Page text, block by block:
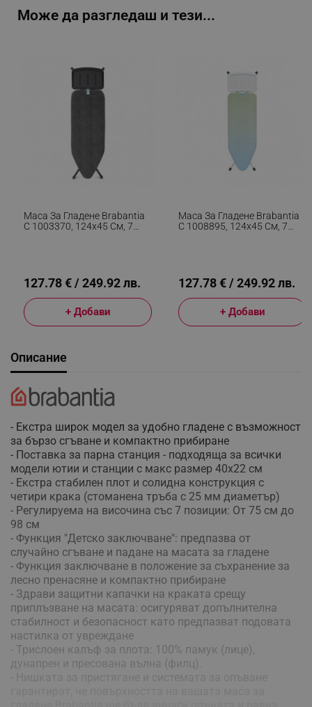
Може да разгледаш и тези...
Маса За Гладене Brabantia
C 1003370, 124x45 См, 7
127.78 € / 249.92 лв.
+ Добави
Маса За Гладене Brabantia
C 1008895, 124x45 См, 7
127.78 € / 249.92 лв.
+ Добави
Описание
- Екстра широк модел за удобно гладене с възможност
за бързо сгъване и компактно прибиране
- Поставка за парна станция - подходяща за всички
модели ютии и станции с макс размер 40х22 см
- Екстра стабилен плот и солидна конструкция с
четири крака (стоманена тръба с 25 мм диаметър)
- Регулируема на височина със 7 позиции: От 75 см до
98 см
- Функция "Детско заключване": предпазва от
случайно сгъване и падане на масата за гладене
- Функция заключване в положение за съхранение за
лесно пренасяне и компактно прибиране
- Здрави защитни капачки на краката срещу
приплъзване на масата: осигуряват допълнителна
стабилност и безопасност като предпазват подовата
настилка от увреждане
- Трислоен калъф за плота: 100% памук (лице),
дунапрен и пресована вълна (филц).